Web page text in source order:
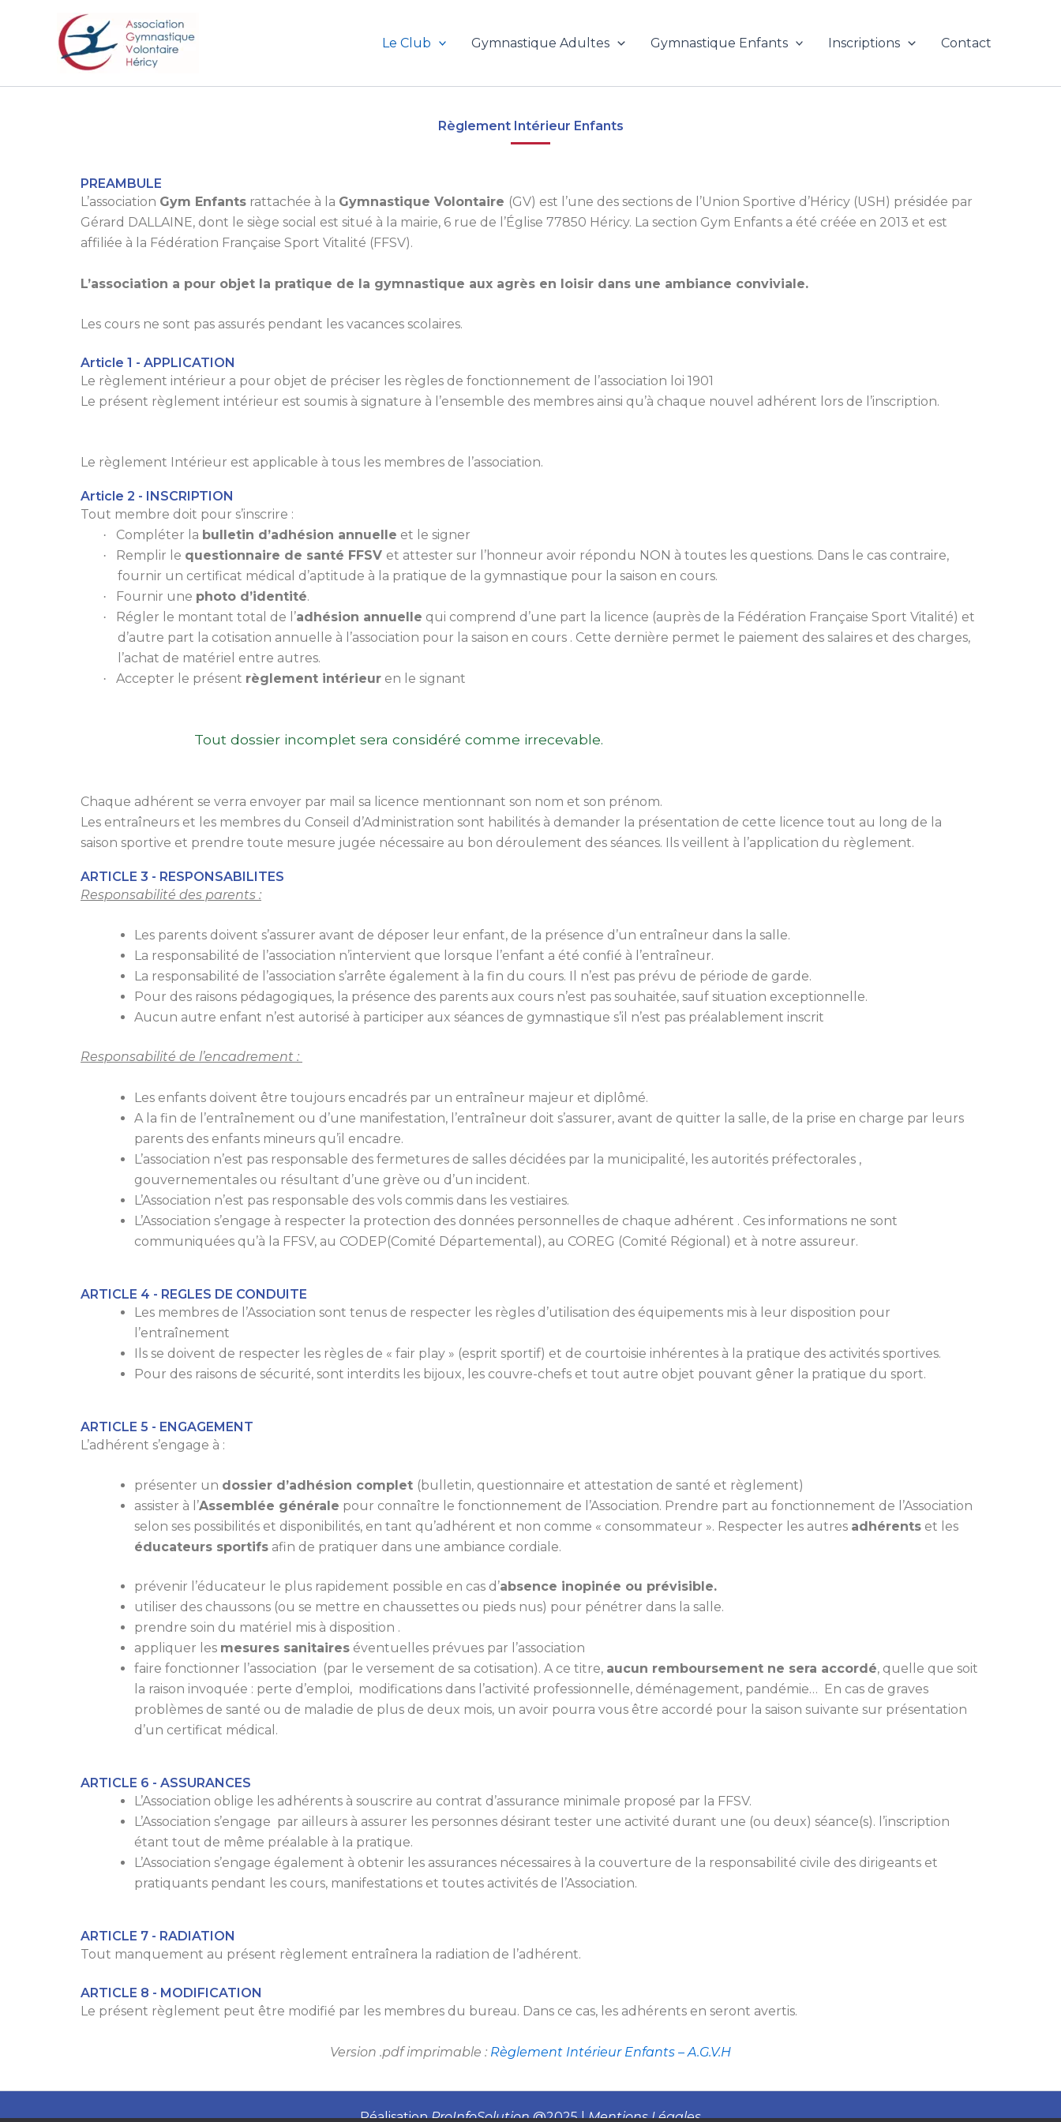
Le Club Gymnastique Adultes Gymnastique Enfants Inscriptions Contact
Règlement Intérieur Enfants
PREAMBULE
L’association Gym Enfants rattachée à la Gymnastique Volontaire (GV) est l’une des sections de l’Union Sportive d’Héricy (USH) présidée par
Gérard DALLAINE, dont le siège social est situé à la mairie, 6 rue de l’Église 77850 Héricy. La section Gym Enfants a été créée en 2013 et est
affiliée à la Fédération Française Sport Vitalité (FFSV).
L’association a pour objet la pratique de la gymnastique aux agrès en loisir dans une ambiance conviviale.
Les cours ne sont pas assurés pendant les vacances scolaires.
Article 1 - APPLICATION
Le règlement intérieur a pour objet de préciser les règles de fonctionnement de l’association loi 1901
Le présent règlement intérieur est soumis à signature à l’ensemble des membres ainsi qu’à chaque nouvel adhérent lors de l’inscription.
Le règlement Intérieur est applicable à tous les membres de l’association.
Article 2 - INSCRIPTION
Tout membre doit pour s’inscrire :
· Compléter la bulletin d’adhésion annuelle et le signer
· Remplir le questionnaire de santé FFSV et attester sur l’honneur avoir répondu NON à toutes les questions. Dans le cas contraire,
fournir un certificat médical d’aptitude à la pratique de la gymnastique pour la saison en cours.
· Fournir une photo d’identité.
· Régler le montant total de l’adhésion annuelle qui comprend d’une part la licence (auprès de la Fédération Française Sport Vitalité) et
d’autre part la cotisation annuelle à l’association pour la saison en cours . Cette dernière permet le paiement des salaires et des charges,
l’achat de matériel entre autres.
· Accepter le présent règlement intérieur en le signant
Tout dossier incomplet sera considéré comme irrecevable.
Chaque adhérent se verra envoyer par mail sa licence mentionnant son nom et son prénom.
Les entraîneurs et les membres du Conseil d’Administration sont habilités à demander la présentation de cette licence tout au long de la
saison sportive et prendre toute mesure jugée nécessaire au bon déroulement des séances. Ils veillent à l’application du règlement.
ARTICLE 3 - RESPONSABILITES
Responsabilité des parents :
Les parents doivent s’assurer avant de déposer leur enfant, de la présence d’un entraîneur dans la salle.
La responsabilité de l’association n’intervient que lorsque l’enfant a été confié à l’entraîneur.
La responsabilité de l’association s’arrête également à la fin du cours. Il n’est pas prévu de période de garde.
Pour des raisons pédagogiques, la présence des parents aux cours n’est pas souhaitée, sauf situation exceptionnelle.
Aucun autre enfant n’est autorisé à participer aux séances de gymnastique s’il n’est pas préalablement inscrit
Responsabilité de l’encadrement :
Les enfants doivent être toujours encadrés par un entraîneur majeur et diplômé.
A la fin de l’entraînement ou d’une manifestation, l’entraîneur doit s’assurer, avant de quitter la salle, de la prise en charge par leurs
parents des enfants mineurs qu’il encadre.
L’association n’est pas responsable des fermetures de salles décidées par la municipalité, les autorités préfectorales ,
gouvernementales ou résultant d’une grève ou d’un incident.
L’Association n’est pas responsable des vols commis dans les vestiaires.
L’Association s’engage à respecter la protection des données personnelles de chaque adhérent . Ces informations ne sont
communiquées qu’à la FFSV, au CODEP(Comité Départemental), au COREG (Comité Régional) et à notre assureur.
ARTICLE 4 - REGLES DE CONDUITE
Les membres de l’Association sont tenus de respecter les règles d’utilisation des équipements mis à leur disposition pour
l’entraînement
Ils se doivent de respecter les règles de « fair play » (esprit sportif) et de courtoisie inhérentes à la pratique des activités sportives.
Pour des raisons de sécurité, sont interdits les bijoux, les couvre-chefs et tout autre objet pouvant gêner la pratique du sport.
ARTICLE 5 - ENGAGEMENT
L’adhérent s’engage à :
présenter un dossier d’adhésion complet (bulletin, questionnaire et attestation de santé et règlement)
assister à l’Assemblée générale pour connaître le fonctionnement de l’Association. Prendre part au fonctionnement de l’Association
selon ses possibilités et disponibilités, en tant qu’adhérent et non comme « consommateur ». Respecter les autres adhérents et les
éducateurs sportifs afin de pratiquer dans une ambiance cordiale.
prévenir l’éducateur le plus rapidement possible en cas d’absence inopinée ou prévisible.
utiliser des chaussons (ou se mettre en chaussettes ou pieds nus) pour pénétrer dans la salle.
prendre soin du matériel mis à disposition .
appliquer les mesures sanitaires éventuelles prévues par l’association
faire fonctionner l’association (par le versement de sa cotisation). A ce titre, aucun remboursement ne sera accordé, quelle que soit
la raison invoquée : perte d’emploi, modifications dans l’activité professionnelle, déménagement, pandémie… En cas de graves
problèmes de santé ou de maladie de plus de deux mois, un avoir pourra vous être accordé pour la saison suivante sur présentation
d’un certificat médical.
ARTICLE 6 - ASSURANCES
L’Association oblige les adhérents à souscrire au contrat d’assurance minimale proposé par la FFSV.
L’Association s’engage par ailleurs à assurer les personnes désirant tester une activité durant une (ou deux) séance(s). l’inscription
étant tout de même préalable à la pratique.
L’Association s’engage également à obtenir les assurances nécessaires à la couverture de la responsabilité civile des dirigeants et
pratiquants pendant les cours, manifestations et toutes activités de l’Association.
ARTICLE 7 - RADIATION
Tout manquement au présent règlement entraînera la radiation de l’adhérent.
ARTICLE 8 - MODIFICATION
Le présent règlement peut être modifié par les membres du bureau. Dans ce cas, les adhérents en seront avertis.
Version .pdf imprimable : Règlement Intérieur Enfants – A.G.V.H
RéalisationProInfoSolution@2025 |Mentions Légales